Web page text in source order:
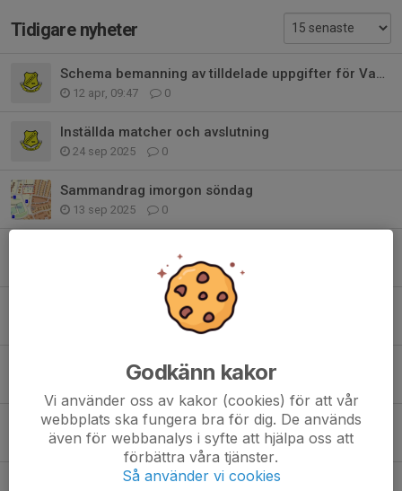
Tidigare nyheter
Schema bemanning av tilldelade uppgifter för Vaksala Gul P 2017
12 apr, 09:47 0
Inställda matcher och avslutning
24 sep 2025 0
Sammandrag imorgon söndag
13 sep 2025 0
0
Försäljningsdags!
Matcher på lördag 23/8
19 aug 2025 0
Dags att dra igång igen!
28 jul 2025 0
Inställd träning idag, torsdag 19/6
Godkänn kakor
Vi använder oss av kakor (cookies) för att vår
webbplats ska fungera bra för dig. De används
även för webbanalys i syfte att hjälpa oss att
förbättra våra tjänster.
Så använder vi cookies